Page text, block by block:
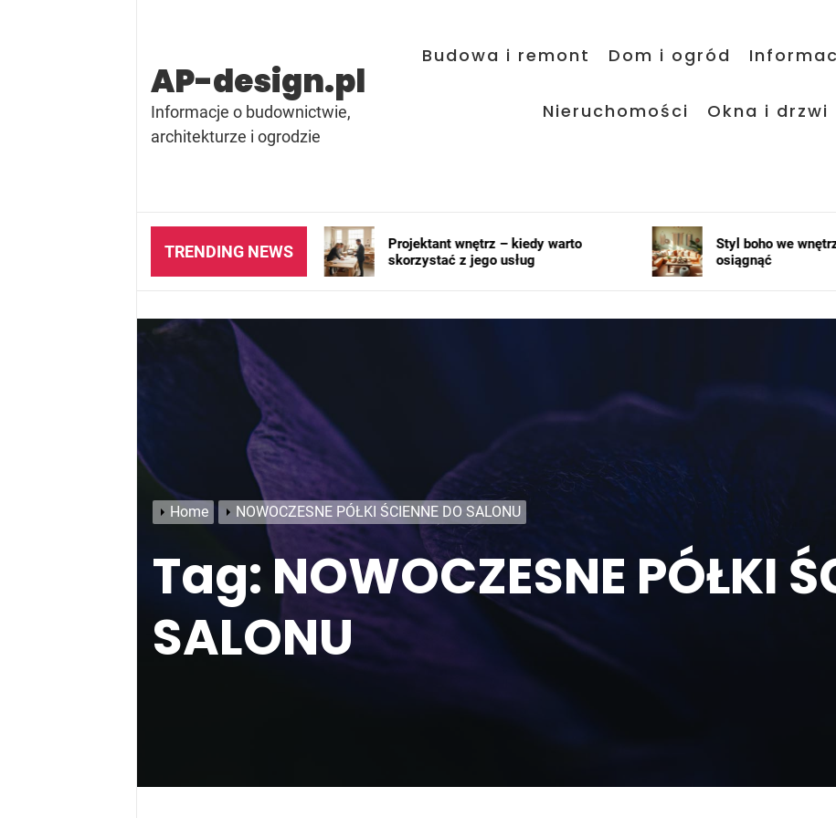
AP-design.pl
Informacje o budownictwie,
architekturze i ogrodzie
Budowa i remont Dom i ogród
Nieruchomości Okna i drzwi
TRENDING NEWS
czy elektryczna – które
wybrać do swojego domu?
Projektant wnętrz – kiedy warto
skorzystać z jego usług
Styl boho we wnętrzach – jak go
osiągnąć
Home NOWOCZESNE PÓŁKI ŚCIENNE DO SALONU
Tag:NOWOCZESNE PÓŁKI
SALONU